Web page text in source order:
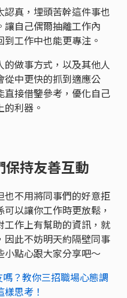
真，埋頭苦幹這件事也
讓自己偶爾抽離工作內
工作中也能更專注。
做事方式，以及其他人
從中更快的抓到適應公
直接借鑒參考，優化自己
利器。
保持友善互動
也不用將同事們的好意拒
以讓你工作時更放鬆，
作上有幫助的資訊，就
因此不妨明天約隔壁同事
小點心跟大家分享吧～
？教你三招職場心態調
思考！